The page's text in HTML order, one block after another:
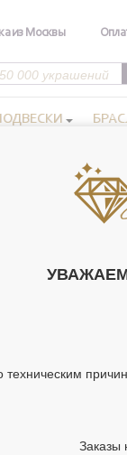
из Москвы
Крест
техническим
Заказы